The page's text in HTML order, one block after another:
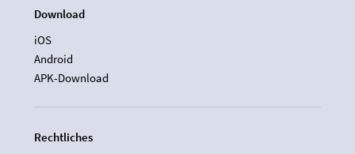
Download
iOS
Android
APK-Download
Rechtliches